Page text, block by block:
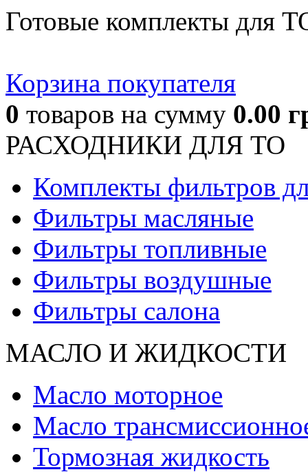
Готовые комплекты для
Корзина покупателя
0 товаров на сумму 0.00
РАСХОДНИКИ ДЛЯ ТО
Комплекты фильтров
Фильтры масляные
Фильтры топливные
Фильтры воздушные
Фильтры салона
МАСЛО И ЖИДКОCТИ
Масло моторное
Масло
Тормозная жидкость